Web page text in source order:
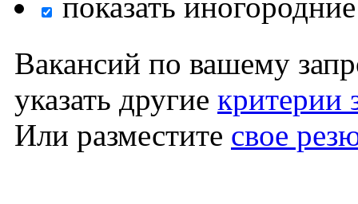
Вакансий по вашему
указать другие критерии
Или разместите свое